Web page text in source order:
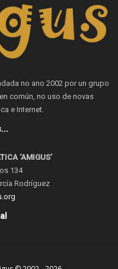
no ano 2002 por un grupo
común, no uso de novas
e Internet.
‘AMIGUS’
134
Rodríguez